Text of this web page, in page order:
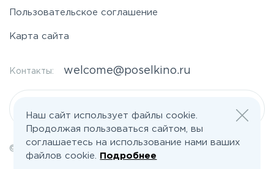
Пользовательское соглашение
Карта сайта
Контакты: welcome@poselkino.ru
© 2026 Все права защищены | poselkino.ru
ИП Маслов Дмитрий Валерьевич
Наш сайт использует файлы cookie.
Продолжая пользоваться сайтом, вы
соглашаетесь на использование нами ваших
файлов cookie.
Подробнее